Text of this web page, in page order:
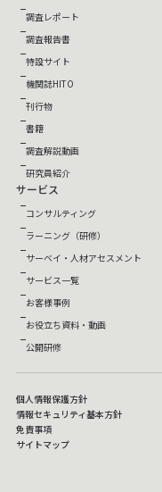
調査レポート
調査報告書
特設サイト
機関誌HITO
刊行物
書籍
調査解説動画
研究員紹介
サービス
コンサルティング
ラーニング（研修）
サーベイ・人材アセスメント
サービス一覧
お客様事例
お役立ち資料・動画
公開研修
個人情報保護方針
情報セキュリティ基本方針
免責事項
サイトマップ